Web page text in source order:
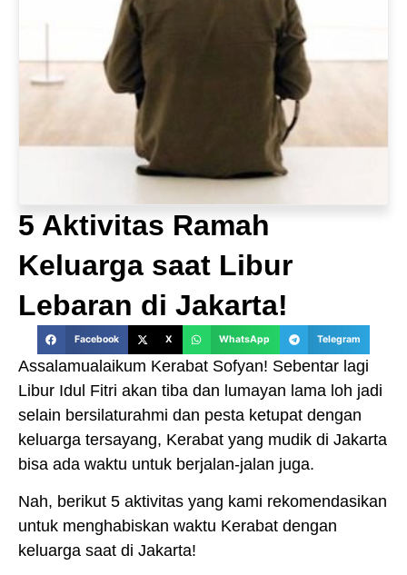
5 Aktivitas Ramah
Keluarga saat Libur
Lebaran di Jakarta!
Facebook X WhatsApp Telegram
Assalamualaikum Kerabat Sofyan! Sebentar lagi
Libur Idul Fitri akan tiba dan lumayan lama loh jadi
selain bersilaturahmi dan pesta ketupat dengan
keluarga tersayang, Kerabat yang mudik di Jakarta
bisa ada waktu untuk berjalan-jalan juga.
Nah, berikut 5 aktivitas yang kami rekomendasikan
untuk menghabiskan waktu Kerabat dengan
keluarga saat di Jakarta!